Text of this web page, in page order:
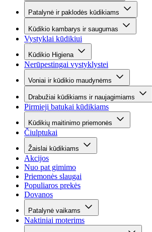
Patalynė ir paklodės kūdikiams
Kūdikio kambarys ir saugumas
Vystyklai kūdikiui
Kūdikio Higiena
Nerūpestingai vystyklystei
Voniai ir kūdikio maudynėms
Drabužiai kūdikiams ir naujagimiams
Pirmieji batukai kūdikiams
Kūdikių maitinimo priemonės
Čiulptukai
Žaislai kūdikiams
Akcijos
Nuo pat gimimo
Priemonės slaugai
Populiaros prekės
Dovanos
Patalynė vaikams
Naktiniai moterims